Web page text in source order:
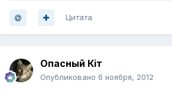
Цитата
Опасный Кiт
Опубликовано 6 ноября, 2012